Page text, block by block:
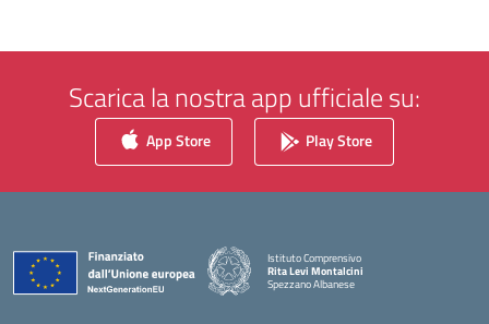
Scarica la nostra app ufficiale su:
App Store Play Store
Istituto Comprensivo
Rita Levi Montalcini
Spezzano Albanese
— Visita la pagina iniziale della scuola